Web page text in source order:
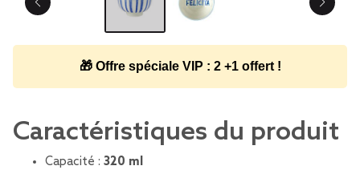
🎁 Offre spéciale VIP : 2 +1 offert !
Caractéristiques du produit
Capacité : 320 ml